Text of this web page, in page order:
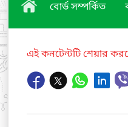
বোর্ড সম্পর্কিত
এই কনটেন্টটি শেয়ার